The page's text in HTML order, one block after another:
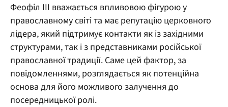
Феофіл III вважається впливовою фігурою у
православному світі та має репутацію церковного
лідера, який підтримує контакти як із західними
структурами, так і з представниками російської
православної традиції. Саме цей фактор, за
повідомленнями, розглядається як потенційна
основа для його можливого залучення до
посередницької ролі.